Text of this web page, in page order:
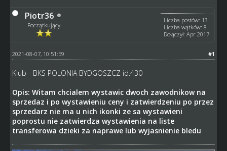
Piotr36
Początkujący
Liczba postów: 13
Liczba wątków: 8
Dołączył: Apr 2017
#1
2021-08-07, 10:51:59
Klub - BKS POLONIA BYDGOSZCZ id.430
Opis: Witam chcialem wystawic dwoch zawodnikow na
sprzedaz i po wystawieniu ceny i zatwierdzeniu po przez
sprzedarz nie ma u nich ikonki ze sa wystawieni
poprostu nie zatwierdza wystawienia na liste
transferowa dzieki za naprawe lub wyjasnienie bledu